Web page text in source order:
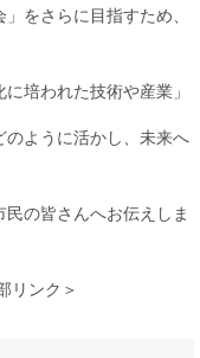
をさらに目指すため、
培われた技術や産業」
ように活かし、未来へ
の皆さんへお伝えしま
リンク＞